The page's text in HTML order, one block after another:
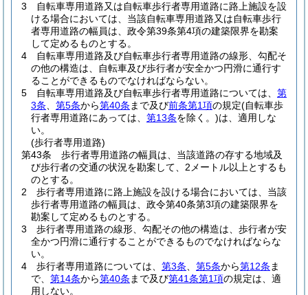
3
自転車専用道路又は自転車歩行者専用道路に路上施設を設
ける場合においては、当該自転車専用道路又は自転車歩行
者専用道路の幅員は、政令第39条第4項の建築限界を勘案
して定めるものとする。
4
自転車専用道路及び自転車歩行者専用道路の線形、勾配そ
の他の構造は、自転車及び歩行者が安全かつ円滑に通行す
ることができるものでなければならない。
5
自転車専用道路及び自転車歩行者専用道路については、 第
3条
第5条から第40条 まで及び前条第1項の規定(自転車歩
行者専用道路にあっては、 第13条を除く。)は、適用しな
い。
(歩行者専用道路)
第43条
歩行者専用道路の幅員は、当該道路の存する地域及
び歩行者の交通の状況を勘案して、2メートル以上とするも
のとする。
2
歩行者専用道路に路上施設を設ける場合においては、当該
歩行者専用道路の幅員は、政令第40条第3項の建築限界を
勘案して定めるものとする。
3
歩行者専用道路の線形、勾配その他の構造は、歩行者が安
全かつ円滑に通行することができるものでなければならな
い。
4
歩行者専用道路については、 第3条 第5条から第12条 ま
で、 第14条から第40条 まで及び第41条第1項の規定は、適
用しない。